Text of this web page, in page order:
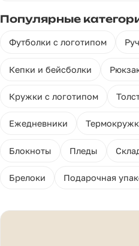
Популярные
Футболки с логотипом
Кепки и бейсболки
Кружки с логотипом
Ежедневники
Блокноты Пледы
Брелоки Подарочная